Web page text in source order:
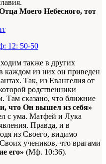
Моего Небесного, тот
12: 50-50
также в других
каждом из них он приведен
Так, из Евангелия от
родственники
Там сказано, что ближние
что Он вышел из себя»
с ума. Матфей и Лука
Правда, и в
из Своего, видимо
учеников, что врагами
его» (Мф. 10:36).